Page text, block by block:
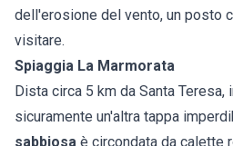
dell'erosione del vento, un posto
visitare.
Spiaggia La Marmorata
Dista circa 5 km da Santa
sicuramente un'altra tappa
sabbiosa è circondata da calette